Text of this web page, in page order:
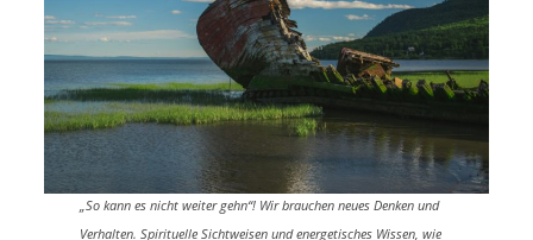
„So kann es nicht weiter gehn“! Wir brauchen neues Denken und
Verhalten. Spirituelle Sichtweisenund energetisches Wissen, wie